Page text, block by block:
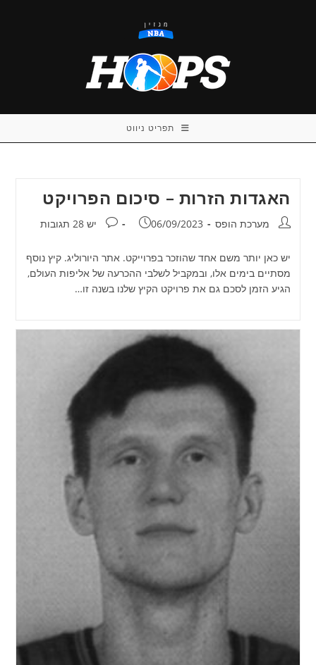
תפריט ניווט
האגדות הזרות – סיכום הפרויקט
מחבר:מערכת הופס פורסם:
06/09/2023 תגובות:
יש 28 תגובות
יש כאן יותר משם אחד שהוזכר בפרוייקט. אתר היורוליג. קיץ נוסף
מסתיים בימים אלו, ובמקביל לשלבי ההכרעה של אליפות העולם,
הגיע הזמן לסכם גם את פרויקט הקיץ שלנו בשנה זו…